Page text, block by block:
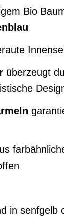
Bio
überzeugt
in senfgelb